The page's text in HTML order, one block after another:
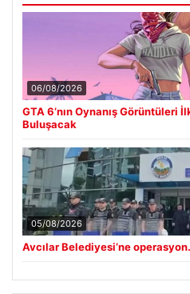
06/08/2026
GTA 6’nın Oynanış Görüntüleri
Buluşacak
05/08/2026
Avcılar Belediyesi’ne